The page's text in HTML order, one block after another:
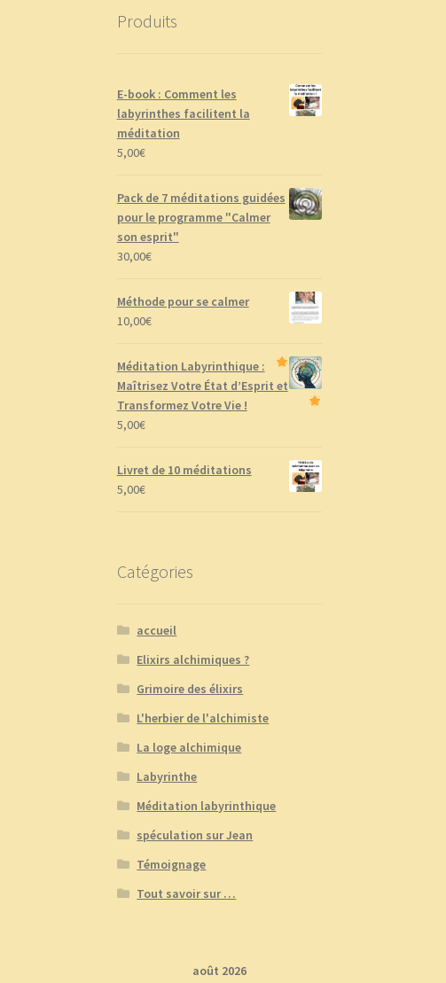
Produits
E-book : Comment les
labyrinthes facilitent la
méditation
5,00€
Pack de 7 méditations guidées
pour le programme "Calmer
son esprit"
30,00€
Méthode pour se calmer
10,00€
Méditation Labyrinthique :
Maîtrisez Votre État d’Esprit et
Transformez Votre Vie !
5,00€
Livret de 10 méditations
5,00€
Catégories
accueil
Elixirs alchimiques ?
Grimoire des élixirs
L'herbier de l'alchimiste
La loge alchimique
Labyrinthe
Méditation labyrinthique
spéculation sur Jean
Témoignage
Tout savoir sur …
août 2026